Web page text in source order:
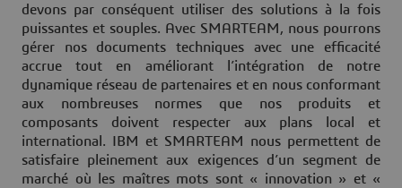
devons par conséquent utiliser des solutions à la fois
puissantes et souples. Avec SMARTEAM, nous pourrons
gérer nos documents techniques avec une efficacité
accrue tout en améliorant l’intégration de notre
dynamique réseau de partenaires et en nous conformant
aux nombreuses normes que nos produits et
composants doivent respecter aux plans local et
international. IBM et SMARTEAM nous permettent de
satisfaire pleinement aux exigences d’un segment de
marché où les maîtres mots sont « innovation » et «